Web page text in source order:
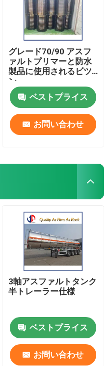
グレード70/90 アスフ
ァルトプリマーと防水
製品に使用されるビツ
ン
ベストプライス
お問い合わせ
3軸アスファルトタンク
半トレーラー仕様
ベストプライス
お問い合わせ